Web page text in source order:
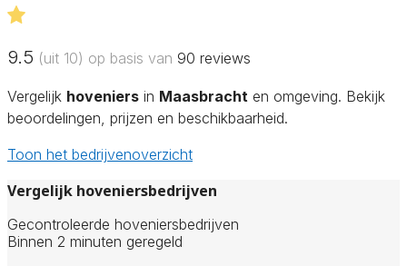
9.5 (uit 10) op basis van 90 reviews
Vergelijk hoveniers in Maasbracht en omgeving. Bekijk
beoordelingen, prijzen en beschikbaarheid.
Toon het bedrijvenoverzicht
Vergelijk hoveniersbedrijven
Gecontroleerde hoveniersbedrijven
Binnen 2 minuten geregeld